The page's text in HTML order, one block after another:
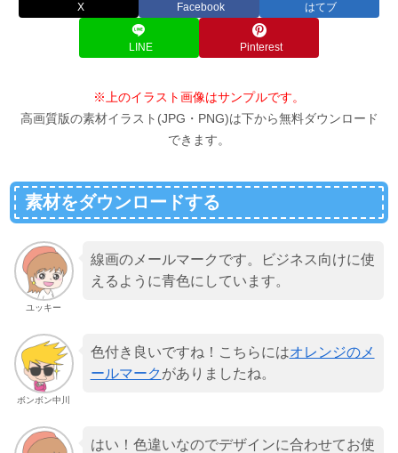
X Facebook はてブ
LINE Pinterest
※上のイラスト画像はサンプルです。
高画質版の素材イラスト(JPG・PNG)は下から無料ダウンロード
できます。
素材をダウンロードする
ユッキー
線画のメールマークです。ビジネス向けに使
えるように青色にしています。
ボンボン中川
色付き良いですね！こちらにはオレンジのメ
ールマーク がありましたね。
はい！色違いなのでデザインに合わせてお使